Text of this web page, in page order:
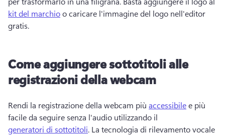
kit del marchio o caricare l'immagine del logo nell'editor
gratis.
Come aggiungere sottotitoli alle
registrazioni della webcam
Rendi la registrazione della webcam più accessibile e più
facile da seguire senza l'audio utilizzando il
generatori di sottotitoli. La tecnologia di rilevamento vocale